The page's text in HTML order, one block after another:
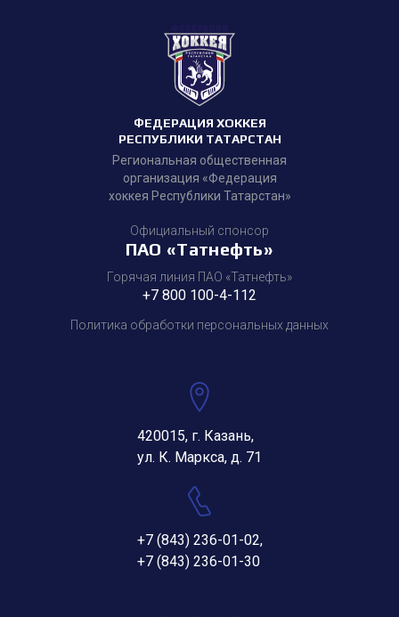
ФЕДЕРАЦИЯ ХОККЕЯ
РЕСПУБЛИКИ ТАТАРСТАН
Региональная общественная
организация «Федерация
хоккея Республики Татарстан»
Официальный спонсор
ПАО «Татнефть»
Горячая линия ПАО «Татнефть»
+7 800 100-4-112
Политика обработки персональных данных
420015, г. Казань,
ул. К. Маркса, д. 71
+7 (843) 236-01-02,
+7 (843) 236-01-30